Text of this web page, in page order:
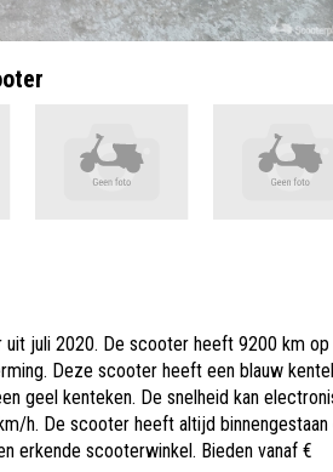
juli 2020. De scooter heeft 9200 km op
Deze scooter heeft een blauw
geel kenteken. De snelheid kan
h. De scooter heeft altijd binnengestaan
erkende scooterwinkel. Bieden vanaf €